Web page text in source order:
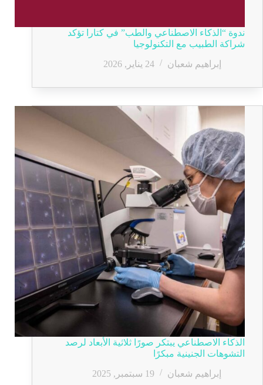
ندوة “الذكاء الاصطناعي والطب” في كتارا تؤكد
شراكة الطبيب مع التكنولوجيا
إبراهيم شعبان
24 يناير, 2026
الذكاء الاصطناعي يبتكر صورًا ثلاثية الأبعاد لرصد
التشوهات الجنينية مبكرًا
إبراهيم شعبان
19 سبتمبر, 2025